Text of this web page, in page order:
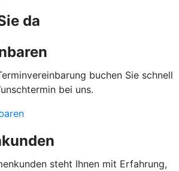
da
buchen Sie schnell
bei uns.
steht Ihnen mit Erfahrung,